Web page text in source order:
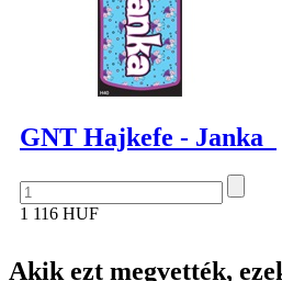
GNT Hajkefe - Janka
1 116 HUF
Akik ezt megvették,